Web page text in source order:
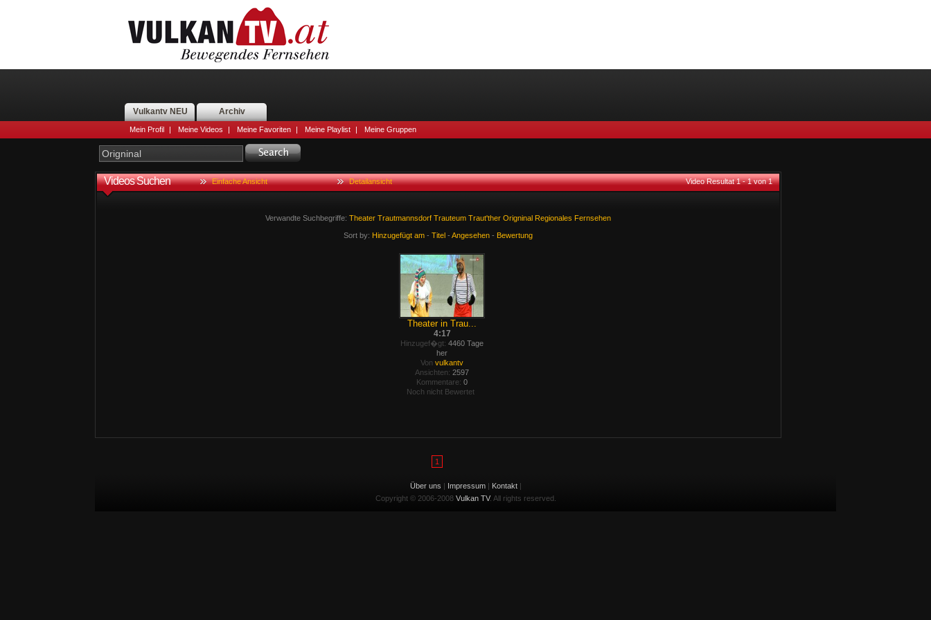
Vulkantv NEU Archiv
Mein Profil | Meine Videos | Meine Favoriten | Meine Playlist | Meine Gruppen
Videos Suchen Einfache Ansicht Detailansicht Video Resultat 1 - 1 von 1
Verwandte Suchbegriffe: Theater Trautmannsdorf Trauteum Traut'ther Origninal Regionales Fernsehen
Sort by: Hinzugefügt am - Titel - Angesehen - Bewertung
Theater in Trau...
4:17
Hinzugef�gt: 4460 Tage
her
Von vulkantv
Ansichten: 2597
Kommentare: 0
Noch nicht Bewertet
1
Über uns | Impressum| Kontakt|
Copyright © 2006-2008 Vulkan TV. All rights reserved.